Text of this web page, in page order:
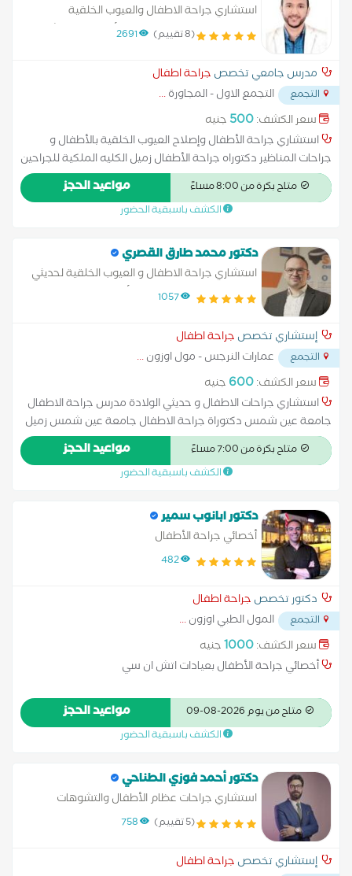
استشاري جراحة الاطفال والعيوب الخلقية
والمناظير, رئيس قسم جراحة الأطفال بمستشفى
(8 تقييم) 2691
مدرس جامعي تخصص جراحة اطفال
التجمع التجمع الاول - المجاورة...
سعر الكشف:500 جنيه
استشاري جراحة الأطفال وإصلاح العيوب الخلقية بالأطفال و
جراحات المناظير دكتوراه جراحة الأطفال زميل الكليه الملكية للجراحين
بانجلترا عضو الجمعية المصرية لجراحة الأطفال رئيس قسم جراحة
الأطفال بمستشفى السلام مدرس جراحة الأطفال بجامعة الأزهر
متاح بكرة من 8:00 مساءً مواعيد الحجز
الكشف باسبقية الحضور
دكتور محمد طارق القصري
استشاري جراحة الاطفال و العيوب الخلقية لحديثي
الولادة و مناظير و مسالك الأطفال و تجميل
1057
إستشاري تخصص جراحة اطفال
التجمع عمارات النرجس - مول اوزون...
سعر الكشف:600 جنيه
استشاري جراحات الاطفال و حديثي الولادة مدرس جراحة الاطفال
جامعة عين شمس دكتوراة جراحة الاطفال جامعة عين شمس زميل
كلية الجراحين الملكية بانجلترا زميل مستشفى بريستول للاطفال
بانجلترا عضو الجمعية المصرية لجراحة الأطفال
متاح بكرة من 7:00 مساءً مواعيد الحجز
الكشف باسبقية الحضور
دكتور ابانوب سمير
أخصائي جراحة الأطفال
482
دكتور تخصص جراحة اطفال
التجمع المول الطبي اوزون...
سعر الكشف:1000جنيه
أخصائي جراحة الأطفال بعيادات اتش ان سي
متاح من يوم 2026-08-09 مواعيد الحجز
الكشف باسبقية الحضور
دكتور أحمد فوزي الطناحي
استشاري جراحات عظام الأطفال والتشوهات
(5 تقييم) 758
إستشاري تخصص جراحة اطفال